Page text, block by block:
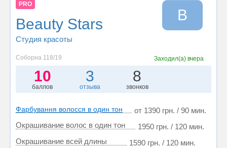
PRO
Beauty Stars
Студия красоты
B
Соборна 118/19 Заходил(а) вчера
10
баллов
3
отзыва
8
звонков
Фарбування волосся в один тон
от 1390 грн. / 90 мин.
Окрашивание волос в один тон
1950 грн. / 120 мин.
Окрашивание всей длины
1590 грн. / 120 мин.